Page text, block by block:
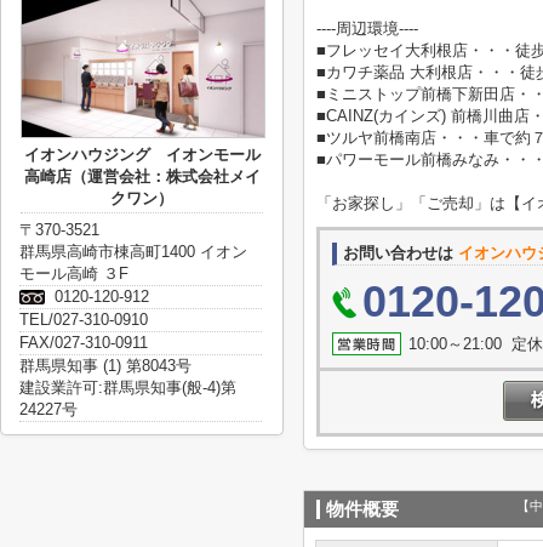
----周辺環境----
■フレッセイ大利根店・・・徒
■カワチ薬品 大利根店・・・徒
■ミニストップ前橋下新田店・
■CAINZ(カインズ) 前橋川曲店
■ツルヤ前橋南店・・・車で約
■パワーモール前橋みなみ・・
「お家探し」「ご売却」は【
お問い合わせは イオンハ
0120-
10:00～21:00 定
物件概要 【
イオンハウジング イオンモール
高崎店（運営会社：株式会社メイ
クワン）
〒370-3521
群馬県高崎市棟高町1400 イオン
モール高崎 ３F
0120-120-912
TEL/027-310-0910
FAX/027-310-0911
群馬県知事 (1) 第8043号
建設業許可:群馬県知事(般-4)第
24227号